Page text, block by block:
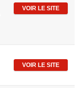
VOIR LE SITE
VOIR LE SITE